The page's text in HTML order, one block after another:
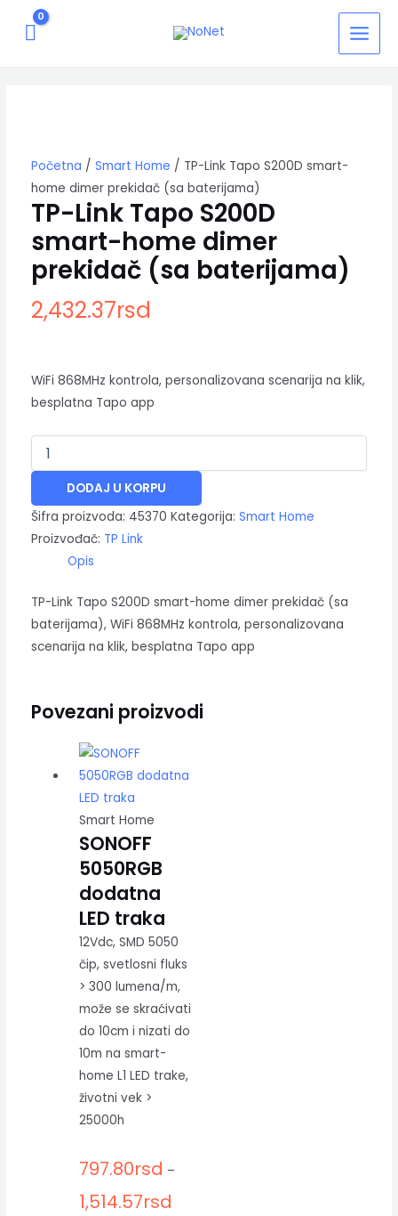
MAIN
MENU
Početna / Smart Home / TP-Link Tapo S200D smart-
home dimer prekidač (sa baterijama)
TP-Link Tapo S200D
smart-home dimer
prekidač (sa baterijama)
2,432.37rsd
WiFi 868MHz kontrola, personalizovana scenarija na klik,
besplatna Tapo app
home
dimer
prekidač
(sa
baterijama)
količina
DODAJ U KORPU
Šifra proizvoda: 45370 Kategorija: Smart Home
Proizvođač: TP Link
Opis
TP-Link Tapo S200D smart-home dimer prekidač (sa
baterijama), WiFi 868MHz kontrola, personalizovana
scenarija na klik, besplatna Tapo app
Povezani proizvodi
Smart Home
SONOFF
5050RGB
dodatna
LED traka
12Vdc, SMD 5050
čip, svetlosni fluks
> 300 lumena/m,
može se skraćivati
do 10cm i nizati do
10m na smart-
home L1 LED trake,
životni vek >
25000h
797.80rsd –
1,514.57rsd